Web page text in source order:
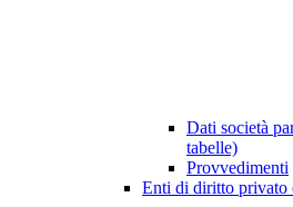
Dati società
tabelle)
Provvedimenti
Enti di diritto privato